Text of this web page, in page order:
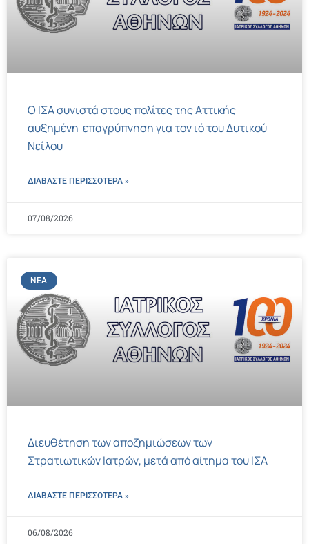
Ο ΙΣΑ συνιστά στους πολίτες της Αττικής
αυξημένη επαγρύπνηση για τον ιό του Δυτικού
Νείλου
ΔΙΑΒΑΣΤΕ ΠΕΡΙΣΣΌΤΕΡΑ »
07/08/2026
ΝΈΑ
Διευθέτηση των αποζημιώσεων των
Στρατιωτικών Ιατρών, μετά από αίτημα του ΙΣΑ
ΔΙΑΒΑΣΤΕ ΠΕΡΙΣΣΌΤΕΡΑ »
06/08/2026